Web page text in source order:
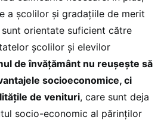
a școlilor și gradațiile de merit
orientate suficient către
școlilor și elevilor
de învățământ nu reușește să
socioeconomice, ci
de venituri, care sunt deja
socio-economic al părinților